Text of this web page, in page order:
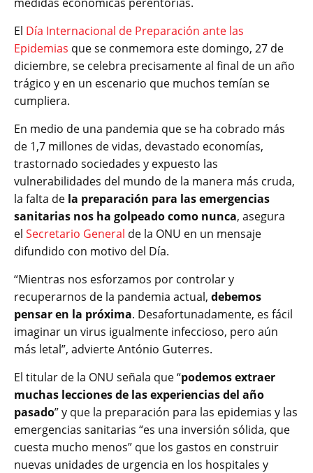
El Día Internacional de Preparación ante las
Epidemias que se conmemora este domingo, 27 de
diciembre, se celebra precisamente al final de un año
trágico y en un escenario que muchos temían se
cumpliera.
En medio de una pandemia que se ha cobrado más
de 1,7 millones de vidas, devastado economías,
trastornado sociedades y expuesto las
vulnerabilidades del mundo de la manera más cruda,
la falta de la preparación para las emergencias
sanitarias nos ha golpeado como nunca, asegura
el Secretario General de la ONU en un mensaje
difundido con motivo del Día.
“Mientras nos esforzamos por controlar y
recuperarnos de la pandemia actual, debemos
pensar en la próxima. Desafortunadamente, es fácil
imaginar un virus igualmente infeccioso, pero aún
más letal”, advierte António Guterres.
El titular de la ONU señala que “podemos extraer
muchas lecciones de las experiencias del año
pasado” y que la preparación para las epidemias y las
emergencias sanitarias “es una inversión sólida, que
cuesta mucho menos” que los gastos en construir
nuevas unidades de urgencia en los hospitales y